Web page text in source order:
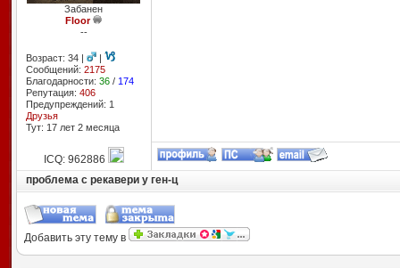
Забанен
Floor
--
Возраст: 34 |
|
Сообщений: 2175
Благодарности: 36/ 174
Репутация: 406
Предупреждений: 1
Друзья
Тут: 17 лет 2 месяцa
ICQ: 962886
проблема с рекавери у ген-ц
Добавить эту тему в